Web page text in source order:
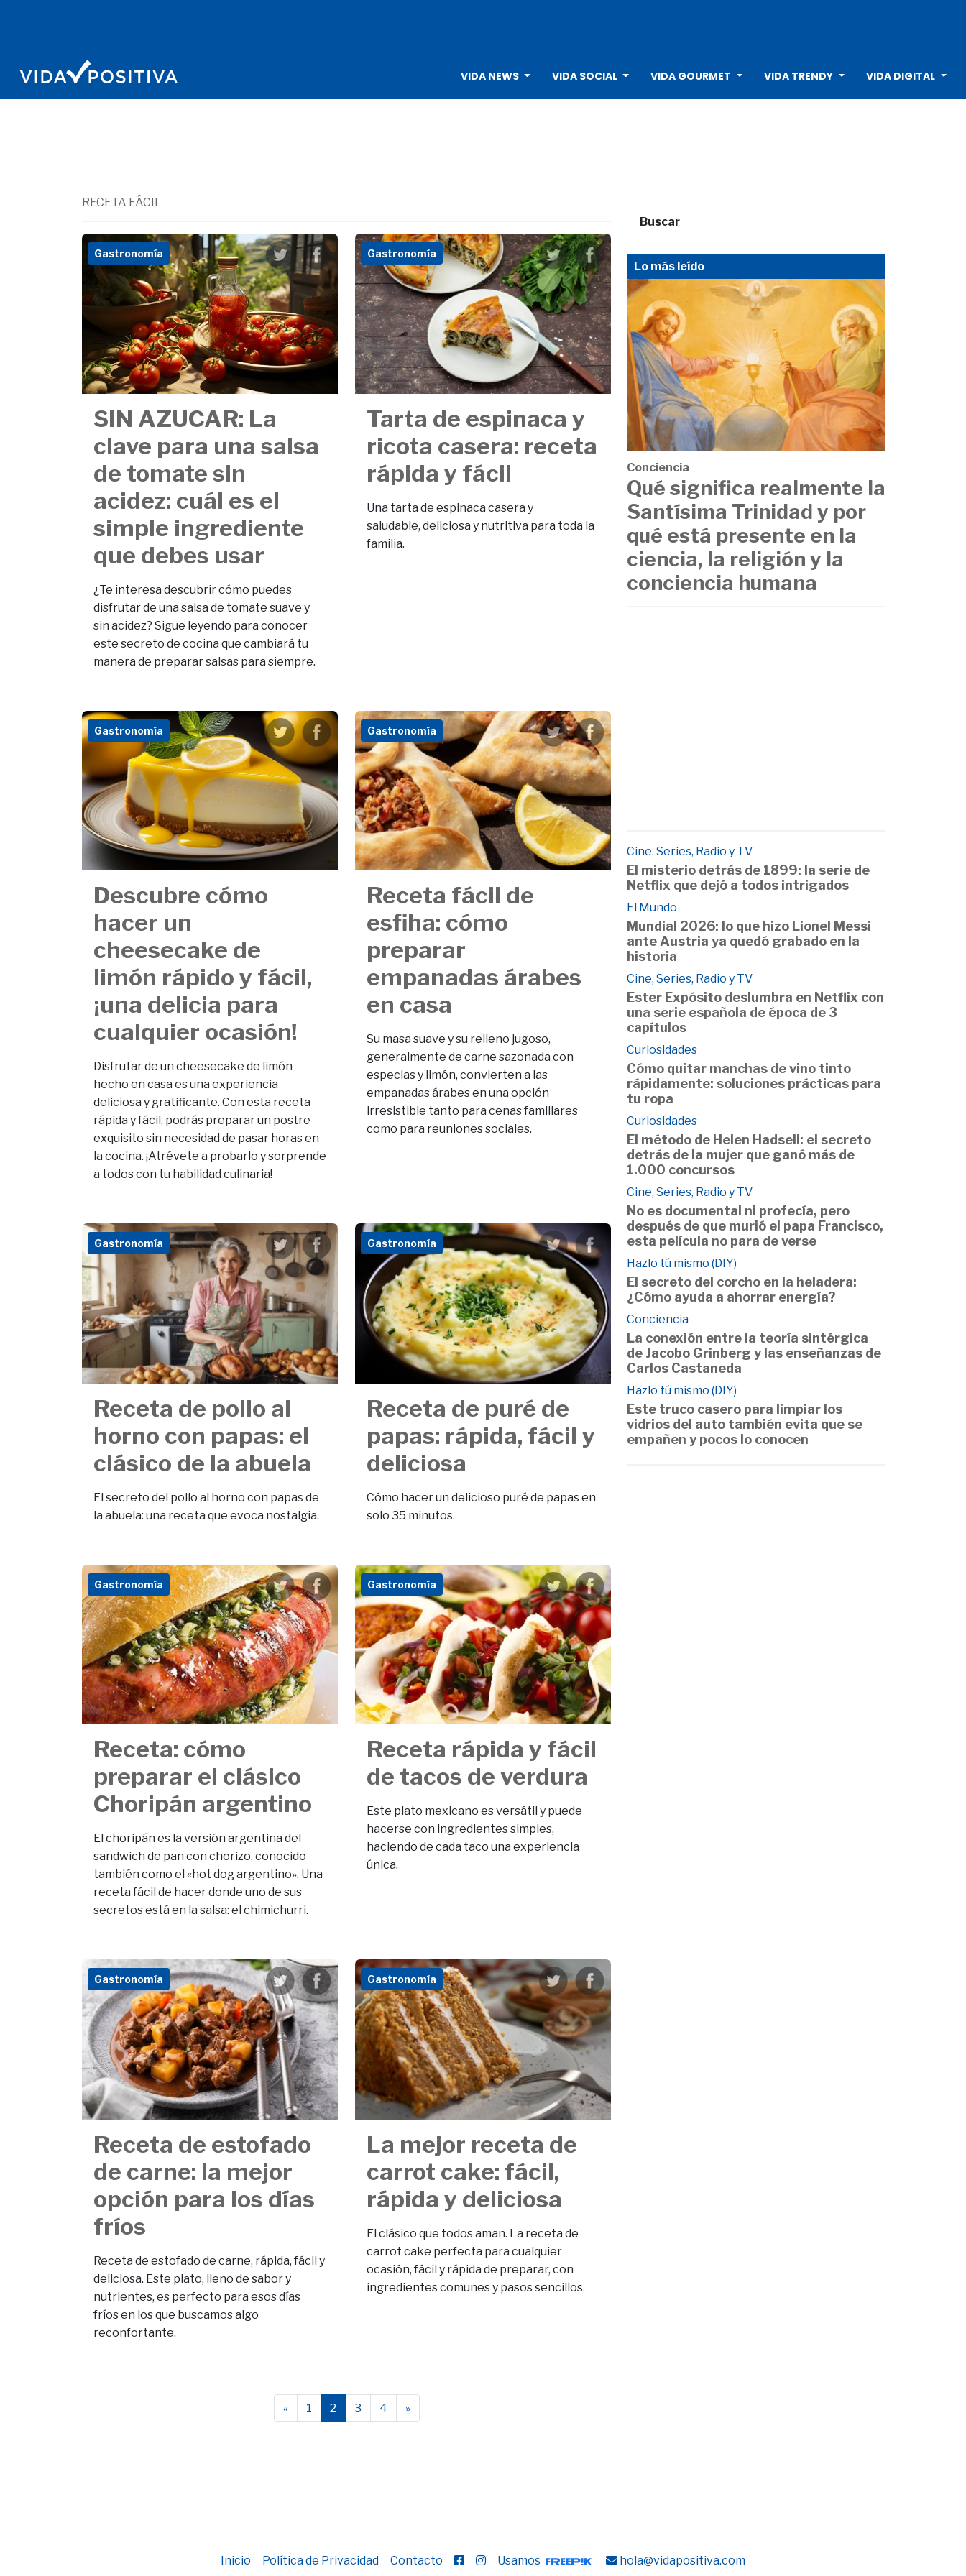
VIDA NEWS VIDA SOCIAL VIDA GOURMET VIDA TRENDY VIDA DIGITAL
RECETA FÁCIL
Gastronomía
SIN AZUCAR: La
clave para una salsa
de tomate sin
acidez: cuál es el
simple ingrediente
que debes usar
¿Te interesa descubrir cómo puedes
disfrutar de una salsa de tomate suave y
sin acidez? Sigue leyendo para conocer
este secreto de cocina que cambiará tu
manera de preparar salsas para siempre.
Gastronomía
Tarta de espinaca y
ricota casera: receta
rápida y fácil
Una tarta de espinaca casera y
saludable, deliciosa y nutritiva para toda la
familia.
Gastronomía
Descubre cómo
hacer un
cheesecake de
limón rápido y fácil,
¡una delicia para
cualquier ocasión!
Disfrutar de un cheesecake de limón
hecho en casa es una experiencia
deliciosa y gratificante. Con esta receta
rápida y fácil, podrás preparar un postre
exquisito sin necesidad de pasar horas en
la cocina. ¡Atrévete a probarlo y sorprende
a todos con tu habilidad culinaria!
Gastronomía
Receta fácil de
esfiha: cómo
preparar
empanadas árabes
en casa
Su masa suave y su relleno jugoso,
generalmente de carne sazonada con
especias y limón, convierten a las
empanadas árabes en una opción
irresistible tanto para cenas familiares
como para reuniones sociales.
Gastronomía
Receta de pollo al
horno con papas: el
clásico de la abuela
El secreto del pollo al horno con papas de
la abuela: una receta que evoca nostalgia.
Gastronomía
Receta de puré de
papas: rápida, fácil y
deliciosa
Cómo hacer un delicioso puré de papas en
solo 35 minutos.
Gastronomía
Receta: cómo
preparar el clásico
Choripán argentino
El choripán es la versión argentina del
sandwich de pan con chorizo, conocido
también como el «hot dog argentino». Una
receta fácil de hacer donde uno de sus
secretos está en la salsa: el chimichurri.
Gastronomía
Receta rápida y fácil
de tacos de verdura
Este plato mexicano es versátil y puede
hacerse con ingredientes simples,
haciendo de cada taco una experiencia
única.
Gastronomía
Receta de estofado
de carne: la mejor
opción para los días
fríos
Receta de estofado de carne, rápida, fácil y
deliciosa. Este plato, lleno de sabor y
nutrientes, es perfecto para esos días
fríos en los que buscamos algo
reconfortante.
Gastronomía
La mejor receta de
carrot cake: fácil,
rápida y deliciosa
El clásico que todos aman. La receta de
carrot cake perfecta para cualquier
ocasión, fácil y rápida de preparar, con
ingredientes comunes y pasos sencillos.
« 1 2 3 4 »
Buscar
Lo más leído
Conciencia
Qué significa realmente la
Santísima Trinidad y por
qué está presente en la
ciencia, la religión y la
conciencia humana
Cine, Series, Radio y TV
El misterio detrás de 1899: la serie de
Netflix que dejó a todos intrigados
El Mundo
Mundial 2026: lo que hizo Lionel Messi
ante Austria ya quedó grabado en la
historia
Cine, Series, Radio y TV
Ester Expósito deslumbra en Netflix con
una serie española de época de 3
capítulos
Curiosidades
Cómo quitar manchas de vino tinto
rápidamente: soluciones prácticas para
tu ropa
Curiosidades
El método de Helen Hadsell: el secreto
detrás de la mujer que ganó más de
1.000 concursos
Cine, Series, Radio y TV
No es documental ni profecía, pero
después de que murió el papa Francisco,
esta película no para de verse
Hazlo tú mismo (DIY)
El secreto del corcho en la heladera:
¿Cómo ayuda a ahorrar energía?
Conciencia
La conexión entre la teoría sintérgica
de Jacobo Grinberg y las enseñanzas de
Carlos Castaneda
Hazlo tú mismo (DIY)
Este truco casero para limpiar los
vidrios del auto también evita que se
empañen y pocos lo conocen
Inicio Política de Privacidad Contacto Usamos hola@vidapositiva.com